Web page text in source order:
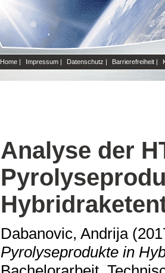
Home | Impressum | Datenschutz | Barrierefreiheit |
Analyse der
Dabanovic, Andrija
Pyrolyseprodukte in